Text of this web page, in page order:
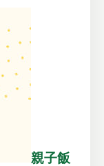
親子飯